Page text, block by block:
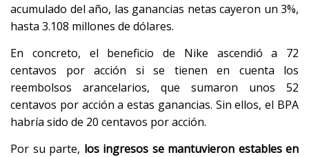
acumulado del año, las ganancias netas cayeron un 3%,
hasta 3.108 millones de dólares.
En concreto, el beneficio de Nike ascendió a 72
centavos por acción si se tienen en cuenta los
reembolsos arancelarios, que sumaron unos 52
centavos por acción a estas ganancias. Sin ellos, el BPA
habría sido de 20 centavos por acción.
Por su parte, los ingresos se mantuvieron estables en